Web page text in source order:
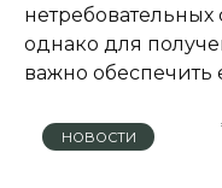
нетребовательных
однако для
важно
НОВОСТИ